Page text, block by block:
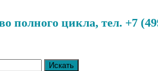
полного цикла, тел. +7
Искать